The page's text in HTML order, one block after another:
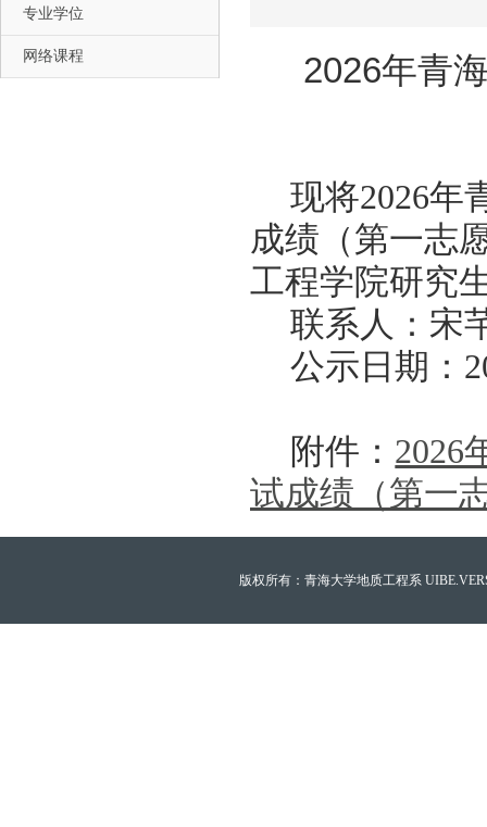
专业学位
网络课程 2026年青
现将2026年
成绩（第一志
工程学院研究
联系人：宋
公示日期：
附件： 2026
试成绩（第一
版权所有：青海大学地质工程系